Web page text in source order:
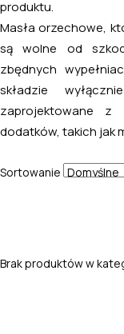
produktu.
Masła orzechowe,
są wolne od
zbędnych
składzie
zaprojektowane z
dodatków, takich jak
Sortowanie
Brak produktów w